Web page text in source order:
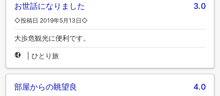
お世話になりました 3.0
◇投稿日 2019年5月13日◇
大歩危観光に便利です。
ひとり旅
部屋からの眺望良 4.0